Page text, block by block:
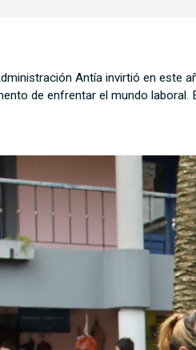
Antía invirtió en este
de enfrentar el mundo laboral.